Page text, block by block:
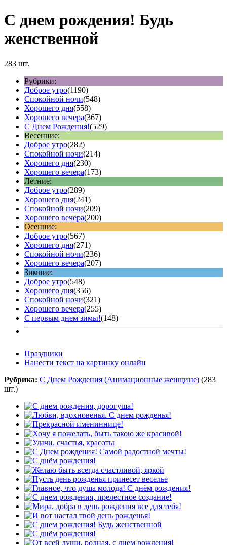
С днем рождения! Будь
женственной
283 шт.
Рубрики:
Доброе утро(1190)
Спокойной ночи(548)
Хорошего дня(558)
Хорошего вечера(367)
С Днем Рождения!(529)
Весенние:
Доброе утро(282)
Спокойной ночи(214)
Хорошего дня(230)
Хорошего вечера(173)
Летние:
Доброе утро(289)
Хорошего дня(241)
Спокойной ночи(209)
Хорошего вечера(200)
Осенние:
Доброе утро(567)
Хорошего дня(271)
Спокойной ночи(236)
Хорошего вечера(207)
Зимние:
Доброе утро(548)
Хорошего дня(356)
Спокойной ночи(321)
Хорошего вечера(255)
С первым днем зимы!(148)
Праздники
Нанести текст на картинку онлайн
Рубрика: С Днем Рождения (Анимационные женщине) (283
шт.)